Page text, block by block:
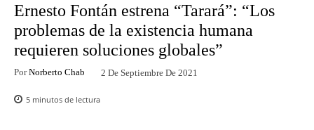
Ernesto Fontán estrena “Tarará”: “Los
problemas de la existencia humana
requieren soluciones globales”
Por Norberto Chab 2 De Septiembre De 2021
5 minutos de lectura